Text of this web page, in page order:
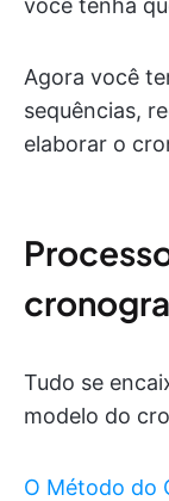
você tenha
Agora você
sequências,
elaborar o
Tudo se
modelo do
O Método do